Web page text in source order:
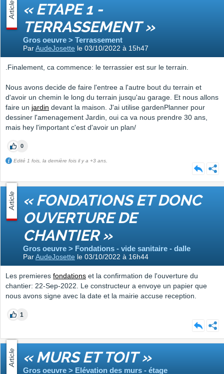
Article « ETAPE 1 -
TERRASSEMENT »
Gros oeuvre > Terrassement
ParAudeJosette le 03/10/2022 à 15h47
.Finalement, ca commence: le terrassier est sur le terrain.
Nous avons decide de faire l'entree a l'autre bout du terrain et
d'avoir un chemin le long du terrain jusqu'au garage. Et nous allons
faire un jardin devant la maison. J'ai utilise gardenPlanner pour
dessiner l'amenagement Jardin, oui ca va nous prendre 30 ans,
mais hey l'important c'est d'avoir un plan/
0
Edité 1 fois, la dernière fois il y a +3 ans.
Article « FONDATIONS ET DONC
OUVERTURE DE
CHANTIER »
Gros oeuvre > Fondations - vide sanitaire - dalle
ParAudeJosette le 03/10/2022 à 16h44
Les premieres fondations et la confirmation de l'ouverture du
chantier: 22-Sep-2022. Le constructeur a envoye un papier que
nous avons signe avec la date et la mairie accuse reception.
1
Article « MURS ET TOIT »
Gros oeuvre > Elévation des murs - étage